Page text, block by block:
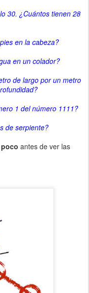
30. ¿Cuántos tienen 28
en la cabeza?
en un colador?
de largo por un metro
1 del número 1111?
de serpiente?
antes de ver las